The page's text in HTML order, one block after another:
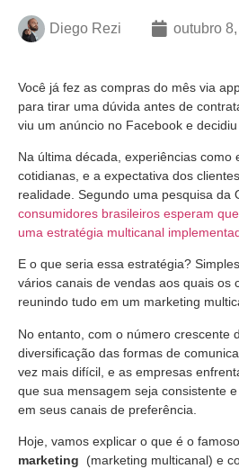
Diego Rezi outubro
Você já fez as compras do mês via
para tirar uma dúvida antes de
viu um anúncio no Facebook e
Na última década, experiências como
cotidianas, e a expectativa dos
realidade. Segundo uma pesquisa da
consumidores brasileiros esperam
uma estratégia multicanal
E o que seria essa estratégia?
vários canais de vendas aos quais os
reunindo tudo em um marketing
No entanto, com o número crescente
diversificação das formas de
vez mais difícil, e as empresas
que sua mensagem seja consistente
em seus canais de preferência.
Hoje, vamos explicar o que é o famoso
marketing (marketing multicanal) e